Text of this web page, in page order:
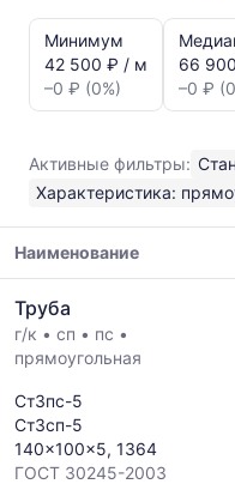
динамика
цен:
Труба
ГОСТ
30245-
2003
Показаны
минимальная,
максимальная
цена
по
данным
прайс-
листов
поставщиков
Минимум
42 500 ₽ / м
–0 ₽ (0%)
66
–0 ₽
Активные фильтры:
Характеристика:
цен
на
металлопрокат
указанием
ГОСТ,
размеров
Наименование
Труба
г/к • сп • пс •
прямоугольная
Ст3пс-5
Ст3сп-5
140x100x5, 1364
ГОСТ 30245-2003